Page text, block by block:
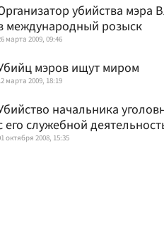
убийства мэра
международный розыск
марта 2009, 09:46
мэров ищут миром
марта 2009, 18:19
начальника
его служебной
октября 2008, 15:35